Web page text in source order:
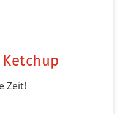
Zeit!